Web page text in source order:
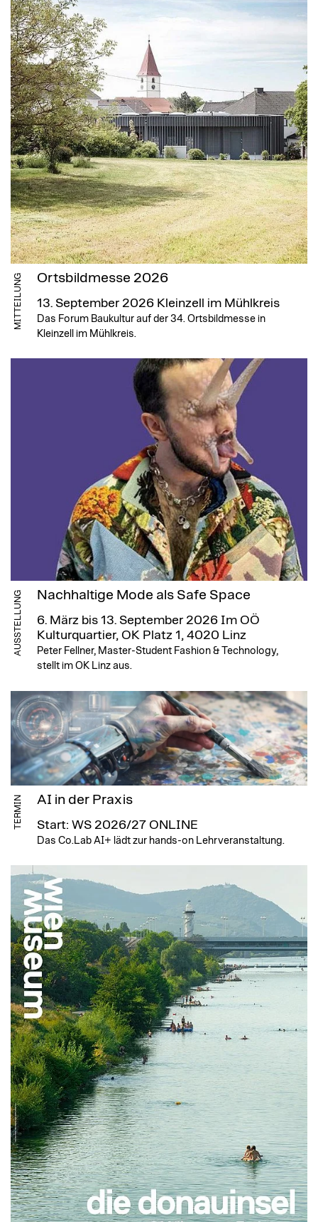
MITTEILUNG Ortsbildmesse 2026
13. September 2026 Kleinzell im Mühlkreis
Das Forum Baukultur auf der 34. Ortsbildmesse in
Kleinzell im Mühlkreis.
AUSSTELLUNG Nachhaltige Mode als Safe Space
6. März bis 13. September 2026 Im OÖ
Kulturquartier, OK Platz 1, 4020 Linz
Peter Fellner, Master-Student Fashion & Technology,
stellt im OK Linz aus.
TERMIN AI in der Praxis
Start: WS 2026/27 ONLINE
Das Co.Lab AI+ lädt zur hands-on Lehrveranstaltung.